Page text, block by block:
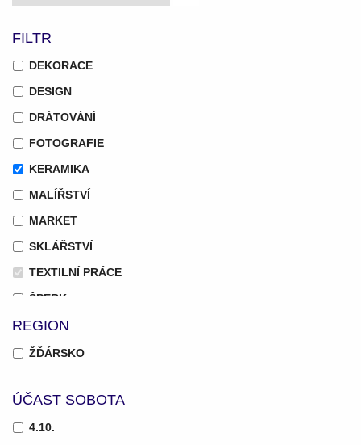
FILTR
DEKORACE
DESIGN
DRÁTOVÁNÍ
FOTOGRAFIE
KERAMIKA
MALÍŘSTVÍ
MARKET
SKLÁŘSTVÍ
TEXTILNÍ PRÁCE
ŠPERK
REGION
ŽĎÁRSKO
ÚČAST SOBOTA
4.10.